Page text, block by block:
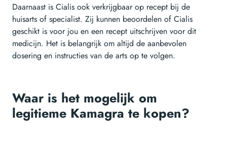
Daarnaast is Cialis ook verkrijgbaar op recept bij de
huisarts of specialist. Zij kunnen beoordelen of Cialis
geschikt is voor jou en een recept uitschrijven voor dit
medicijn. Het is belangrijk om altijd de aanbevolen
dosering en instructies van de arts op te volgen.
Waar is het mogelijk om
legitieme Kamagra te kopen?